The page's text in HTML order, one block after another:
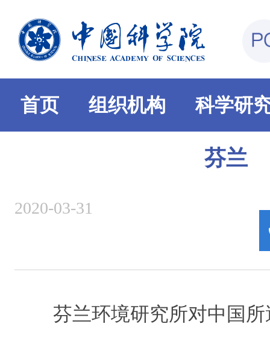
首页 组织机构 科学研
芬兰
2020-03-31
芬兰环境研究所对中国所